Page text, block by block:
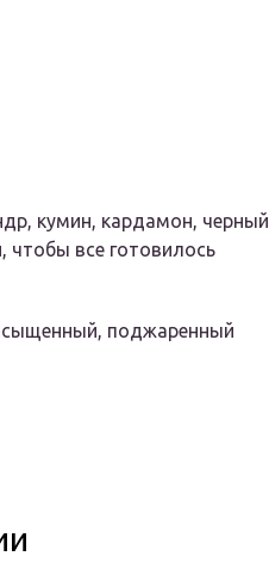
кумин, кардамон, черный
чтобы все готовилось
поджаренный